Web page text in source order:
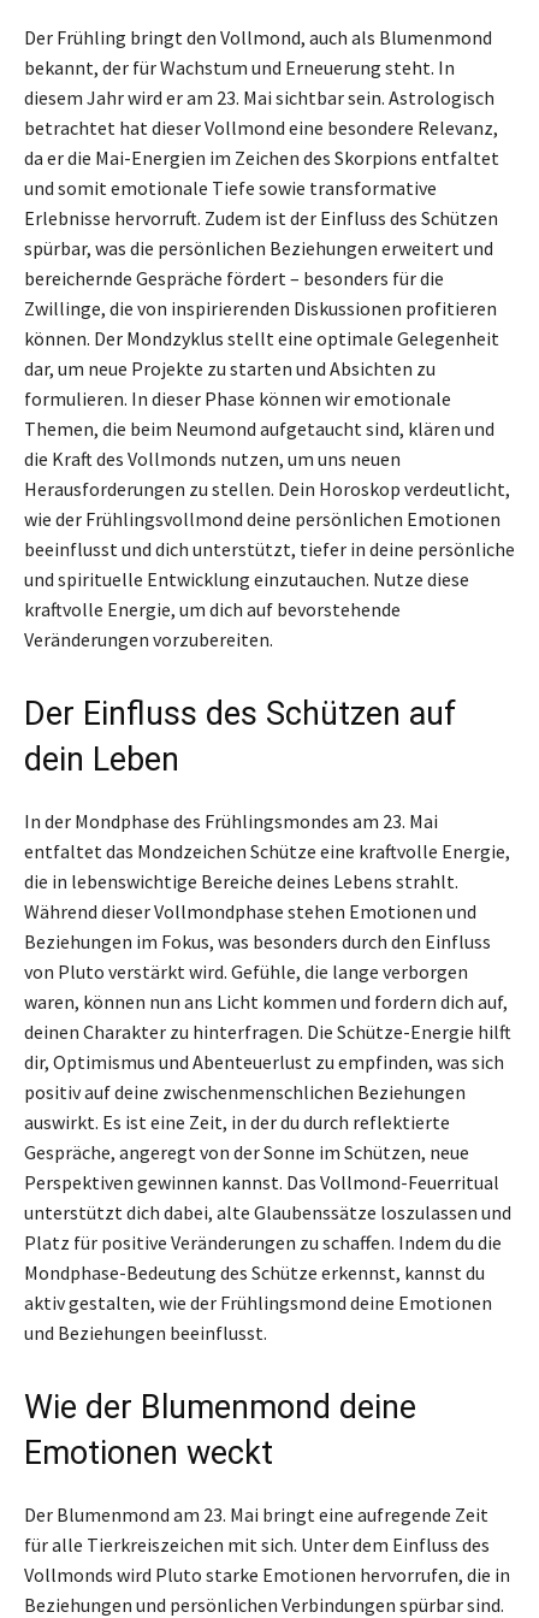
Der Frühling bringt den Vollmond, auch als Blumenmond
bekannt, der für Wachstum und Erneuerung steht. In
diesem Jahr wird er am 23. Mai sichtbar sein. Astrologisch
betrachtet hat dieser Vollmond eine besondere Relevanz,
da er die Mai-Energien im Zeichen des Skorpions entfaltet
und somit emotionale Tiefe sowie transformative
Erlebnisse hervorruft. Zudem ist der Einfluss des Schützen
spürbar, was die persönlichen Beziehungen erweitert und
bereichernde Gespräche fördert – besonders für die
Zwillinge, die von inspirierenden Diskussionen profitieren
können. Der Mondzyklus stellt eine optimale Gelegenheit
dar, um neue Projekte zu starten und Absichten zu
formulieren. In dieser Phase können wir emotionale
Themen, die beim Neumond aufgetaucht sind, klären und
die Kraft des Vollmonds nutzen, um uns neuen
Herausforderungen zu stellen. Dein Horoskop verdeutlicht,
wie der Frühlingsvollmond deine persönlichen Emotionen
beeinflusst und dich unterstützt, tiefer in deine persönliche
und spirituelle Entwicklung einzutauchen. Nutze diese
kraftvolle Energie, um dich auf bevorstehende
Veränderungen vorzubereiten.
Der Einfluss des Schützen auf
dein Leben
In der Mondphase des Frühlingsmondes am 23. Mai
entfaltet das Mondzeichen Schütze eine kraftvolle Energie,
die in lebenswichtige Bereiche deines Lebens strahlt.
Während dieser Vollmondphase stehen Emotionen und
Beziehungen im Fokus, was besonders durch den Einfluss
von Pluto verstärkt wird. Gefühle, die lange verborgen
waren, können nun ans Licht kommen und fordern dich auf,
deinen Charakter zu hinterfragen. Die Schütze-Energie hilft
dir, Optimismus und Abenteuerlust zu empfinden, was sich
positiv auf deine zwischenmenschlichen Beziehungen
auswirkt. Es ist eine Zeit, in der du durch reflektierte
Gespräche, angeregt von der Sonne im Schützen, neue
Perspektiven gewinnen kannst. Das Vollmond-Feuerritual
unterstützt dich dabei, alte Glaubenssätze loszulassen und
Platz für positive Veränderungen zu schaffen. Indem du die
Mondphase-Bedeutung des Schütze erkennst, kannst du
aktiv gestalten, wie der Frühlingsmond deine Emotionen
und Beziehungen beeinflusst.
Wie der Blumenmond deine
Emotionen weckt
Der Blumenmond am 23. Mai bringt eine aufregende Zeit
für alle Tierkreiszeichen mit sich. Unter dem Einfluss des
Vollmonds wird Pluto starke Emotionen hervorrufen, die in
Beziehungen und persönlichen Verbindungen spürbar sind.